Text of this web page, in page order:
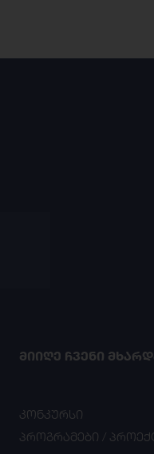
ᲛᲘᲘᲦᲔ ᲩᲕᲔᲜᲘ
კონკურსი
პროგრამები /